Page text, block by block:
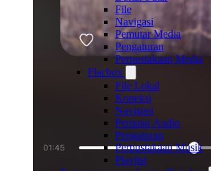
File
Navigasi
Pemutar Media
Pengaturan
Perpustakaan Media
Flacbox
File Lokal
Koneksi
Navigasi
Pemutar Audio
Pengaturan
Perpustakaan Musik
Playlist